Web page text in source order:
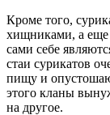
Кроме того,
хищниками, а еще
сами себе
стаи сурикатов
пищу и
этого кланы
на другое.